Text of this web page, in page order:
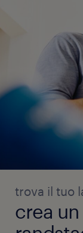
trova il tuo
crea